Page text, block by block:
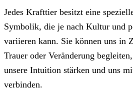
Jedes Krafttier besitzt eine
Symbolik, die je nach Kultur und
variieren kann. Sie können uns in
Trauer oder Veränderung
unsere Intuition stärken und uns
verbinden.